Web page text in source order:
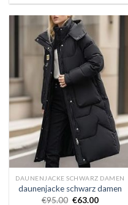
DAUNENJACKE SCHWARZ DAMEN
daunenjacke schwarz damen
€95.00 €63.00